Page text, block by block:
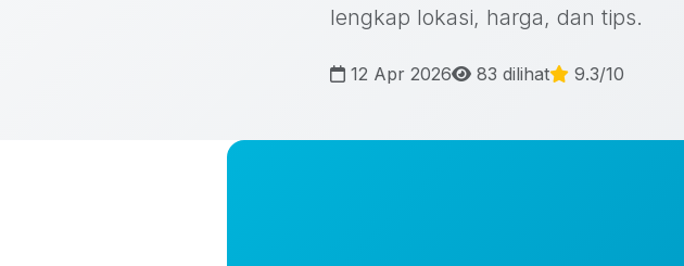
lengkap lokasi, harga, dan tips.
12 Apr 2026 83 dilihat 9.3/10